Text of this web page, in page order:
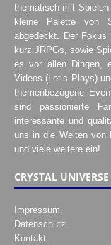
thematisch mit
kleine Palette von
abgedeckt. Der Fokus
kurz JRPGs, sowie
es vor allen Dingen,
Videos (Let’s Plays)
themenbezogene
sind passionierte
interessante und
uns in die Welten von
und viele weitere ein!
CRYSTAL UNIVERSE
Impressum
Datenschutz
Kontakt